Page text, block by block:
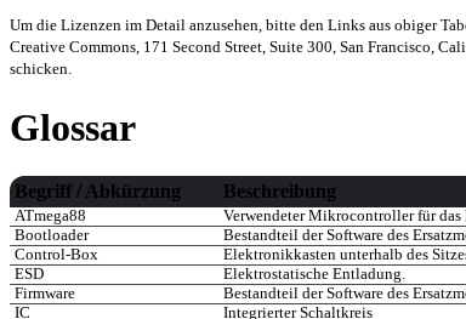
Um die Lizenzen im Detail anzusehen, bitte den Links aus obiger
Creative Commons, 171 Second Street, Suite 300, San Francisco,
schicken.
Glossar
Begriff / Abkürzung Beschreibung
ATmega88
Verwendeter Mikrocontroller für das
Bootloader
Bestandteil der Software des
Control-Box
Elektronikkasten unterhalb des
ESD
Elektrostatische Entladung.
Firmware
Bestandteil der Software des
IC
Integrierter Schaltkreis